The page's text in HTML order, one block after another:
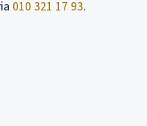
010 321 17 93.